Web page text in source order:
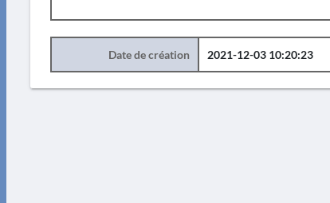
Date de création 2021-12-03 10:20:23